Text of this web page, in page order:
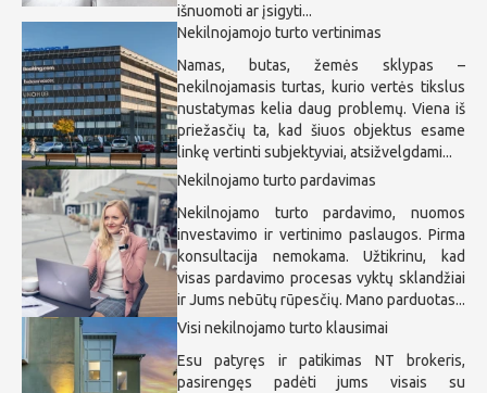
išnuomoti ar įsigyti...
Nekilnojamojo turto vertinimas
Namas, butas, žemės sklypas –
nekilnojamasis turtas, kurio vertės tikslus
nustatymas kelia daug problemų. Viena iš
priežasčių ta, kad šiuos objektus esame
linkę vertinti subjektyviai, atsižvelgdami...
Nekilnojamo turto pardavimas
Nekilnojamo turto pardavimo, nuomos
investavimo ir vertinimo paslaugos. Pirma
konsultacija nemokama. Užtikrinu, kad
visas pardavimo procesas vyktų sklandžiai
ir Jums nebūtų rūpesčių. Mano parduotas...
Visi nekilnojamo turto klausimai
Esu patyręs ir patikimas NT brokeris,
pasirengęs padėti jums visais su